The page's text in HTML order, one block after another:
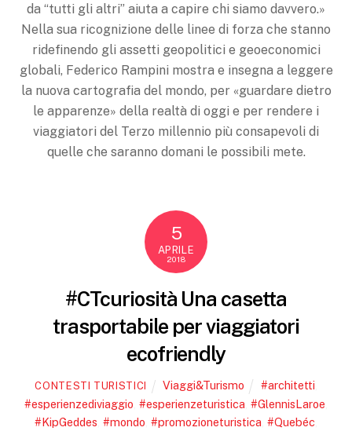
da “tutti gli altri” aiuta a capire chi siamo davvero.»
Nella sua ricognizione delle linee di forza che stanno
ridefinendo gli assetti geopolitici e geoeconomici
globali, Federico Rampini mostra e insegna a leggere
la nuova cartografia del mondo, per «guardare dietro
le apparenze» della realtà di oggi e per rendere i
viaggiatori del Terzo millennio più consapevoli di
quelle che saranno domani le possibili mete.
5
APRILE
2018
#CTcuriosità Una casetta
trasportabile per viaggiatori
ecofriendly
CONTESTI TURISTICI Viaggi&Turismo #architetti
#esperienzediviaggio #esperienzeturistica #GlennisLaroe
#KipGeddes #mondo #promozioneturistica #Quebéc